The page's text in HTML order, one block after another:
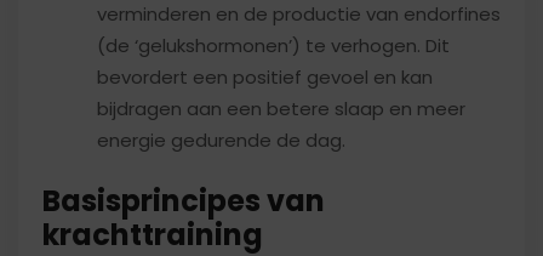
verminderen en de productie van endorfines
(de ‘gelukshormonen’) te verhogen. Dit
bevordert een positief gevoel en kan
bijdragen aan een betere slaap en meer
energie gedurende de dag.
Basisprincipes van
krachttraining